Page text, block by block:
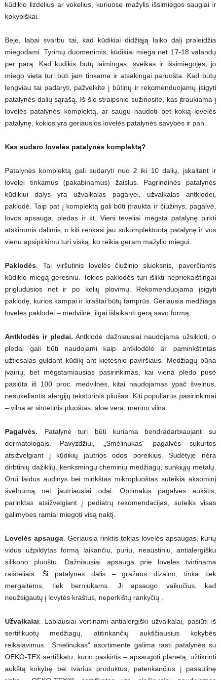
kūdikio lizdelius ar vokelius, kuriuose mažylis išsimiegos saugiai ir
kokybiškai.
Beje, labai svarbu tai, kad kūdikiai didžiąją laiko dalį praleidžia
miegodami. Tyrimų duomenimis, kūdikiai miega net 17-18 valandų
per parą. Kad kūdikis būtų laimingas, sveikas ir išsimiegojęs, jo
miego vieta turi būti jam tinkama ir atsakingai paruošta. Kad būtų
lengviau tai padaryti, pažvelkite į būtinų ir rekomenduojamų įsigyti
patalynės dalių sąrašą. Iš šio straipsnio sužinosite, kas įtraukiama į
lovelės patalynės komplektą, ar saugu naudoti bet kokią lovelės
patalynę, kokios yra geriausios lovelės patalynės savybės ir pan.
Kas sudaro lovelės patalynės komplektą?
Patalynės komplektą gali sudaryti nuo 2 iki 10 dalių, įskaitant ir
lovelei tinkamus (pakabinamus) žaislus. Pagrindinės patalynės
kūdikiui dalys yra užvalkalas pagalvei, užvalkalas antklodei,
paklodė. Taip pat į komplektą gali būti įtraukta ir čiužinys, pagalvė,
lovos apsauga, pledas ir kt. Vieni tėveliai mėgsta patalynę pirkti
atskiromis dalimis, o kiti renkasi jau sukomplektuotą patalynę ir vos
vienu apsipirkimu turi viską, ko reikia geram mažylio miegui.
Paklodės . Tai viršutinis lovelės čiužinio sluoksnis, paverčiantis
kūdikio miegą geresniu. Tokios paklodės turi išlikti nepriekaištingai
prigludusios net ir po kelių plovimų. Rekomenduojama įsigyti
paklodę, kurios kampai ir kraštai būtų tamprūs. Geriausia medžiaga
lovelės paklodei – medvilnė, ilgai išlaikanti gerą savo formą.
Antklodės ir pledai. Antklodė dažniausiai naudojama užsikloti, o
pledai gali būti naudojami kaip antklodėlė ar paminkštintas
užtiesalas guldant kūdikį ant kietesnio paviršiaus. Medžiagų būna
įvairių, bet mėgstamiausias pasirinkimas, kai viena pledo pusė
pasiūta iš 100 proc. medvilnės, kitai naudojamas ypač švelnus,
nesukeliantis alergijų tekstūrinis pliušas. Kiti populiarūs pasirinkimai
– vilna ar sintetinis pluoštas, aloe vera, merino vilna.
Pagalvės. Patalynė turi būti kuriama bendradarbiaujant su
dermatologais. Pavyzdžiui, „Smėlinukas“ pagalvės sukurtos
atsižvelgiant į kūdikių jautrios odos poreikius. Sudėtyje nėra
dirbtinių dažiklių, kenksmingų cheminių medžiagų, sunkiųjų metalų.
Orui laidus audinys bei minkštas mikropluoštas suteikia aksominį
švelnumą net jautriausiai odai. Optimalus pagalvės aukštis,
parinktas atsižvelgiant į pediatrų rekomendacijas, suteiks visas
galimybes ramiai miegoti visą naktį.
Lovelės apsauga . Geriausia rinktis tokias lovelės apsaugas, kurių
vidus užpildytas formą laikančiu, puriu, neaustiniu, antialergišku
silikono pluoštu. Dažniausiai apsauga prie lovelės tvirtinama
raišteliais. Ši patalynės dalis – gražaus dizaino, tinka tiek
mergaitėms, tiek berniukams. Ji apsaugo vaikučius, kad
neužsigautų į lovytės kraštus, neperkištų rankyčių .
Užvalkalai . Labiausiai vertinami antialergiški užvalkalai, pasiūti iš
sertifikuotų medžiagų, atitinkančių aukščiausius kokybės
reikalavimus. „Smėlinukas“ asortimente galima rasti patalynės su
OEKO-TEX sertifikatu, kurio paskirtis – apsaugoti planetą, užtikrinti
aukštą kokybę bei tvarius produktus, patenkančius į pasaulinę